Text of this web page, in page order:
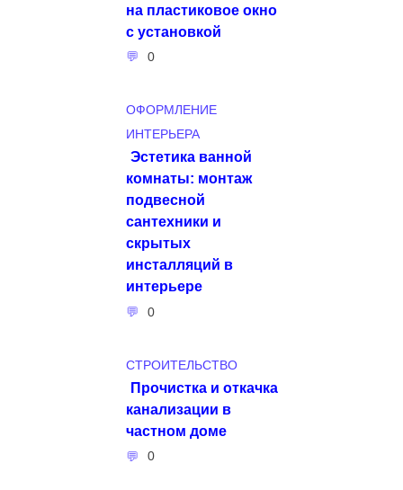
на пластиковое окно
с установкой
0
ОФОРМЛЕНИЕ
ИНТЕРЬЕРА
Эстетика ванной
комнаты: монтаж
подвесной
сантехники и
скрытых
инсталляций в
интерьере
0
СТРОИТЕЛЬСТВО
Прочистка и откачка
канализации в
частном доме
0